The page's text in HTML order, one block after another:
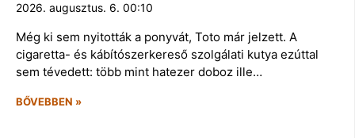
2026. augusztus. 6. 00:10
Még ki sem nyitották a ponyvát, Toto már jelzett. A
cigaretta- és kábítószerkereső szolgálati kutya ezúttal
sem tévedett: több mint hatezer doboz ille…
BŐVEBBEN »